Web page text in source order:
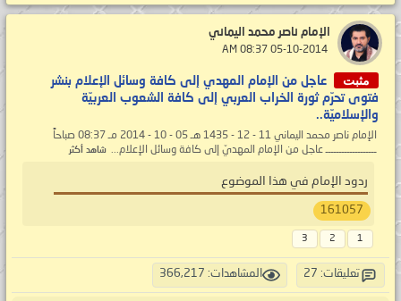
الإمام ناصر محمد اليماني
مثبت
عاجل من الإمام المهدي إلى كافة وسائل الإعلام بنشر
فتوى تحرّم ثورة الخراب العربي إلى كافة الشعوب العربيّة
والإسلاميّة..
الإمام ناصر محمد اليماني 11 - 12 - 1435 هـ 05 - 10 - 2014 مـ 08:37 صباحاً
ـــــــــــــــــــ عاجل من الإمام المهديّ إلى كافة وسائل الإعلام... شاهد أكثر
ردود الإمام في هذا الموضوع
161057
1
2
3
تعليقات: 27 المشاهدات: 366,217